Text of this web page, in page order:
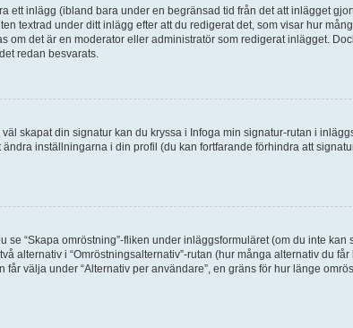
inlägg (ibland bara under en begränsad tid från det att inlägget
textrad under ditt inlägg efter att du redigerat det, som visar hur
det är en moderator eller administratör som redigerat inlägget.
redan besvarats.
skapat din signatur kan du kryssa i Infoga min signatur-rutan i
inställningarna i din profil (du kan fortfarande förhindra att
“Skapa omröstning”-fliken under inläggsformuläret (om du inte kan
alternativ i “Omröstningsalternativ”-rutan (hur många alternativ du
välja under “Alternativ per användare”, en gräns för hur länge